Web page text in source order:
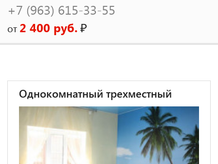
+7 (963) 615-33-55
от 2 400 руб.₽
Однокомнатный трехместный